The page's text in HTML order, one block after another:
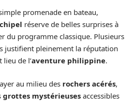
promenade en bateau,
réserve de belles surprises à
du programme classique. Plusieurs
justifient pleinement la réputation
de l’aventure philippine.
au milieu des rochers acérés,
grottes mystérieuses accessibles